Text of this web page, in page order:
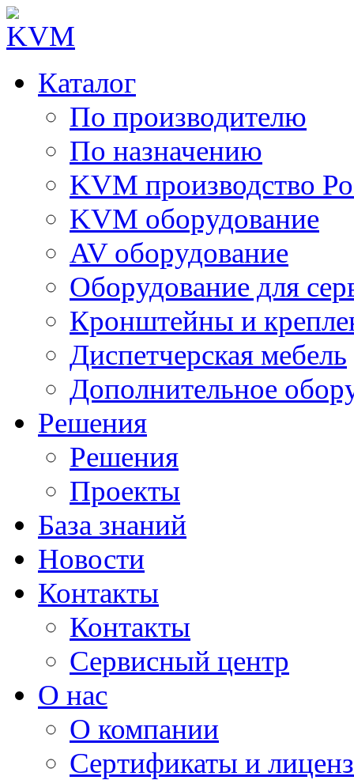
Каталог
По производителю
По назначению
KVM производство
KVM оборудование
AV оборудование
Оборудование для
Кронштейны и
Диспетчерская мебель
Дополнительное
Решения
Решения
Проекты
База знаний
Новости
Контакты
Контакты
Сервисный центр
О нас
О компании
Сертификаты и